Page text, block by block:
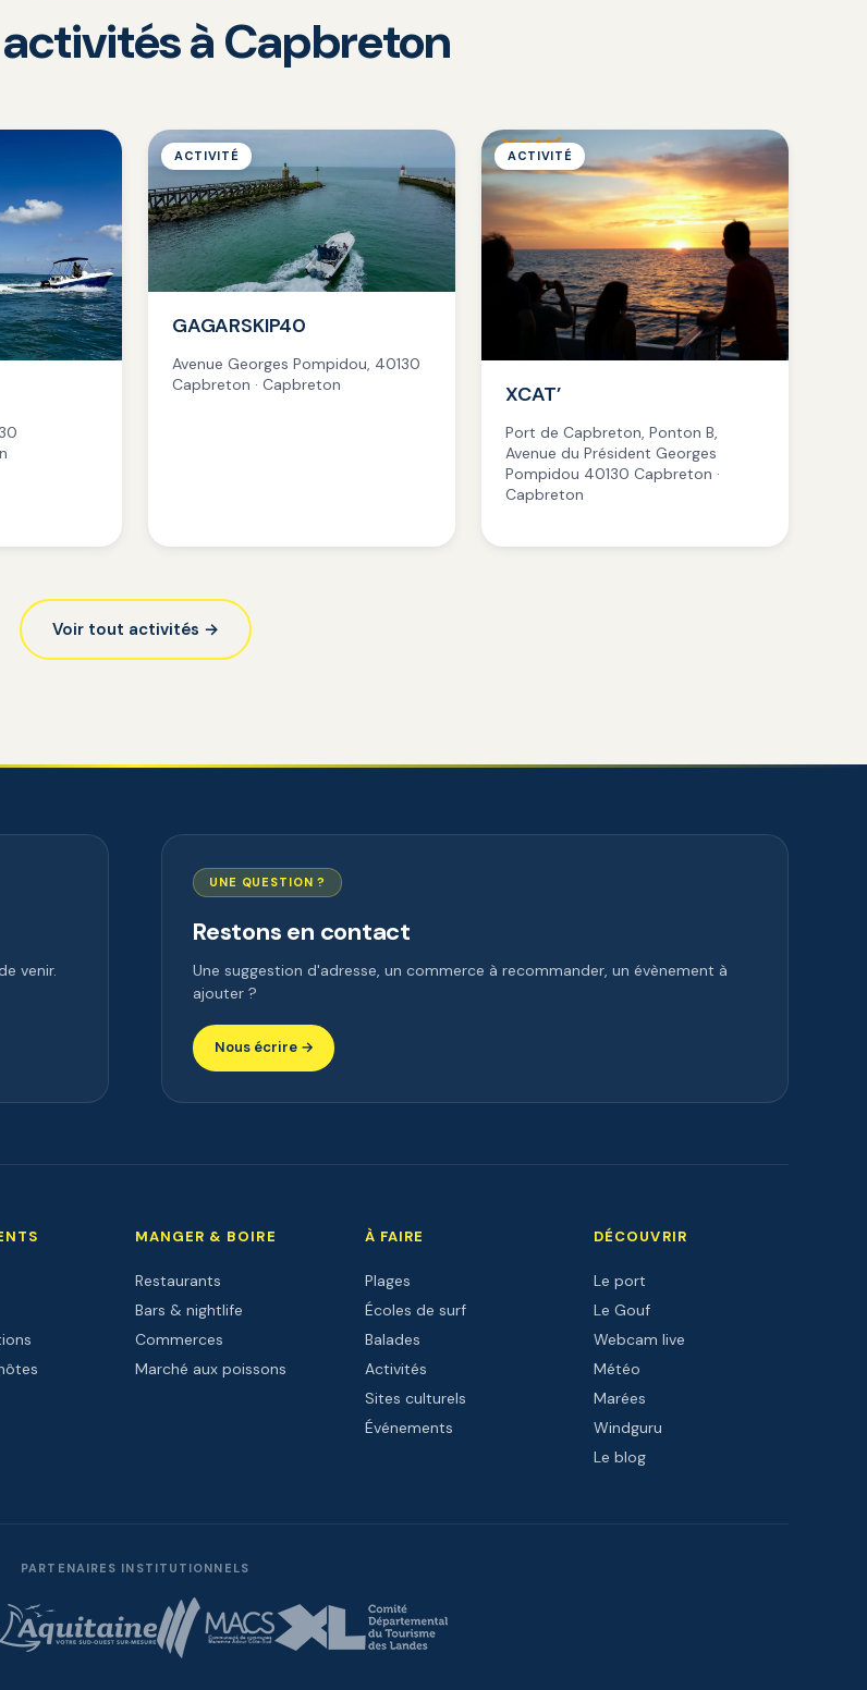
à Capbreton
ACTIVITÉ
GAGARSKIP40
Avenue Georges Pompidou, 40130
Capbreton · Capbreton
ACTIVITÉ
XCAT’
Port de Capbreton, Ponton B,
Avenue du Président Georges
Pompidou 40130 Capbreton ·
Capbreton
Voir tout activités →
venir.
UNE QUESTION ?
Restons en contact
Une suggestion d'adresse, un commerce à recommander, un évènement à
ajouter ?
Nous écrire →
MANGER & BOIRE
Restaurants
Bars & nightlife
Commerces
Marché aux poissons
À FAIRE
Plages
Écoles de surf
Balades
Activités
Sites culturels
Événements
DÉCOUVRIR
Le port
Le Gouf
Webcam live
Météo
Marées
Windguru
Le blog
PARTENAIRES INSTITUTIONNELS